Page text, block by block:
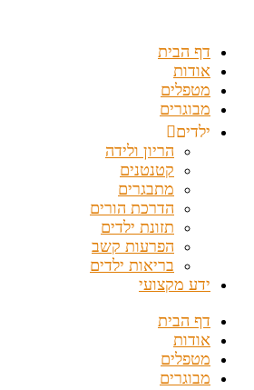
דף הבית
אודות
מטפלים
מבוגרים
ילדים
הריון ולידה
קטנטנים
מתבגרים
הדרכת הורים
תזונת ילדים
הפרעות קשב
בריאות ילדים
ידע מקצועי
דף הבית
אודות
מטפלים
מבוגרים